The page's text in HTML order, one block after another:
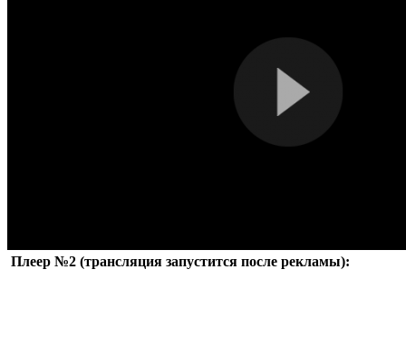
Плеер №2 (трансляция запустится после рекламы):